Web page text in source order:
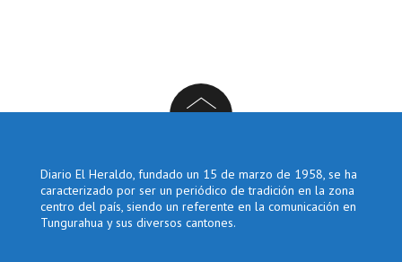
Diario El Heraldo, fundado un 15 de marzo de 1958, se ha
caracterizado por ser un periódico de tradición en la zona
centro del país, siendo un referente en la comunicación en
Tungurahua y sus diversos cantones.